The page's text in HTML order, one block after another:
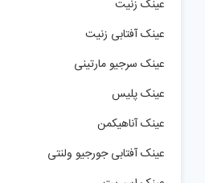
عینک زنیت
عینک آفتابی زنیت
عینک سرجیو مارتینی
عینک پلیس
عینک آناهیکمن
عینک آفتابی جورجیو ولنتی